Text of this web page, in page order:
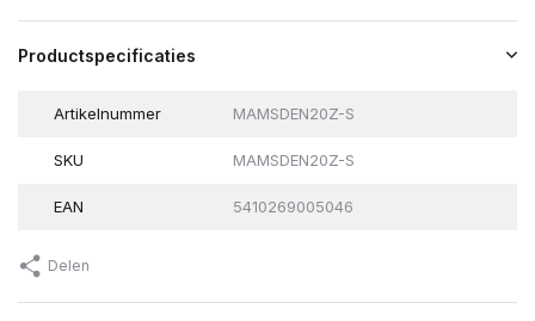
Productspecificaties
Artikelnummer MAMSDEN20Z-S
SKU MAMSDEN20Z-S
EAN 5410269005046
Delen